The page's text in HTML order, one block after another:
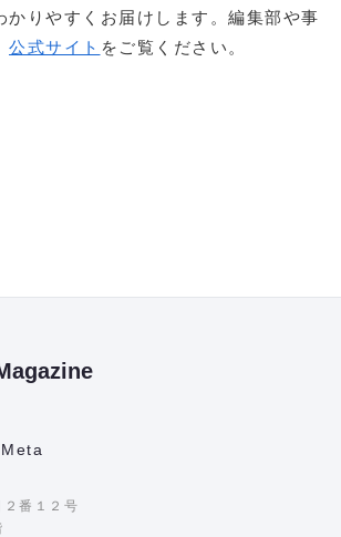
かりやすくお届けします。編集部や事
公式サイト をご覧ください。
番１２号